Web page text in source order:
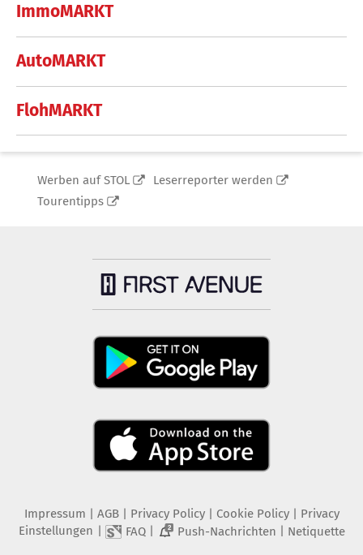
ImmoMARKT
AutoMARKT
FlohMARKT
Werben auf STOL
Leserreporter werden
Tourentipps
Impressum AGB Privacy Policy| Cookie Policy| Privacy
Einstellungen
FAQ| 2 Push-Nachrichten Netiquette